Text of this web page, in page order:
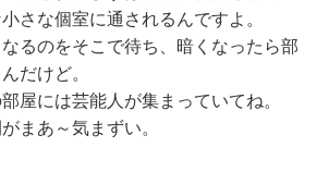
さな個室に通されるんですよ。
るのをそこで待ち、暗くなったら部
だけど。
屋には芸能人が集まっていてね。
まあ～気まずい。